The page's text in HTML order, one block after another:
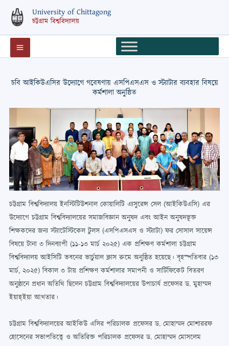
content
University of Chittagong
চট্টগ্রাম বিশ্ববিদ্যালয়
চবি আইকিউএসির উদ্যোগে গবেষণায় এসপিএসএস ও স্ট্যাটার ব্যবহার বিষয়ে
কর্মশালা অনুষ্ঠিত
চট্টগ্রাম বিশ্ববিদ্যালয় ইনস্টিটিউশনাল কোয়ালিটি এ্যসুরেন্স সেল (আইকিউএসি) এর
উদ্যোগে চট্টগ্রাম বিশ্ববিদ্যালয়ের সমাজবিজ্ঞান অনুষদ এবং আইন অনুষদভূক্ত
শিক্ষকদের জন্য স্ট্যাটেস্টিকেল টুলস (এসপিএসএস ও স্ট্যাটা) ফর সোসাল সায়েন্স
বিষয়ে টানা ৩ দিনব্যাপী (১১-১৩ মার্চ ২০২৫) এক প্রশিক্ষণ কর্মশালা চট্টগ্রাম
বিশ্ববিদ্যালয় আইসিটি ভবনের ভার্চুয়াল ক্লাস রুমে অনুষ্ঠিত হয়েছে। বৃহস্পতিবার (১৩
মার্চ, ২০২৫) বিকাল ৩ টায় প্রশিক্ষণ কর্মশালার সমাপনী ও সার্টিফিকেট বিতরণ
অনুষ্ঠানে প্রধান অতিথি ছিলেন চট্টগ্রাম বিশ্ববিদ্যালয়ের উপাচার্য প্রফেসর ড. মুহাম্মদ
ইয়াহ্ইয়া আখতার।
চট্টগ্রাম বিশ্ববিদ্যালয়ের আইকিউ এসির পরিচালক প্রফেসর ড. মোহাম্মদ মোশাররফ
হোসেনের সভাপতিত্বে ও অতিরিক্ত পরিচালক প্রফেসর ড. মোহাম্মদ মোসলেম